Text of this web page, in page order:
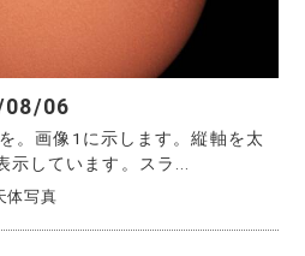
08/06
。画像1に示します。縦軸を太
しています。スラ...
体写真